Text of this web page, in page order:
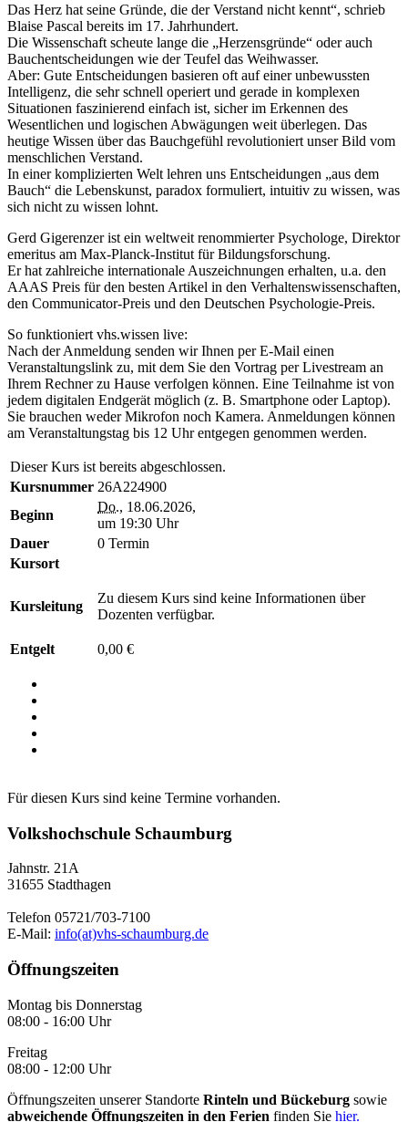
Das Herz hat seine Gründe, die der Verstand nicht kennt“, schrieb
Blaise Pascal bereits im 17. Jahrhundert.
Die Wissenschaft scheute lange die „Herzensgründe“ oder auch
Bauchentscheidungen wie der Teufel das Weihwasser.
Aber: Gute Entscheidungen basieren oft auf einer unbewussten
Intelligenz, die sehr schnell operiert und gerade in komplexen
Situationen faszinierend einfach ist, sicher im Erkennen des
Wesentlichen und logischen Abwägungen weit überlegen. Das
heutige Wissen über das Bauchgefühl revolutioniert unser Bild vom
menschlichen Verstand.
In einer komplizierten Welt lehren uns Entscheidungen „aus dem
Bauch“ die Lebenskunst, paradox formuliert, intuitiv zu wissen, was
sich nicht zu wissen lohnt.
Gerd Gigerenzer ist ein weltweit renommierter Psychologe, Direktor
emeritus am Max-Planck-Institut für Bildungsforschung.
Er hat zahlreiche internationale Auszeichnungen erhalten, u.a. den
AAAS Preis für den besten Artikel in den Verhaltenswissenschaften,
den Communicator-Preis und den Deutschen Psychologie-Preis.
So funktioniert vhs.wissen live:
Nach der Anmeldung senden wir Ihnen per E-Mail einen
Veranstaltungslink zu, mit dem Sie den Vortrag per Livestream an
Ihrem Rechner zu Hause verfolgen können. Eine Teilnahme ist von
jedem digitalen Endgerät möglich (z. B. Smartphone oder Laptop).
Sie brauchen weder Mikrofon noch Kamera. Anmeldungen können
am Veranstaltungstag bis 12 Uhr entgegen genommen werden.
Dieser Kurs ist bereits abgeschlossen.
Kursnummer 26A224900
Beginn
Do., 18.06.2026,
um 19:30 Uhr
Dauer
0 Termin
Kursort
Kursleitung
Zu diesem Kurs sind keine Informationen über
Dozenten verfügbar.
Entgelt 0,00 €
Für diesen Kurs sind keine Termine vorhanden.
Volkshochschule Schaumburg
Jahnstr. 21A
31655 Stadthagen
Telefon 05721/703-7100
E-Mail: info(at)vhs-schaumburg.de
Öffnungszeiten
Montag bis Donnerstag
08:00 - 16:00 Uhr
Freitag
08:00 - 12:00 Uhr
Öffnungszeiten unserer Standorte Rinteln und Bückeburg sowie
abweichende Öffnungszeiten in den Ferien finden Sie hier.